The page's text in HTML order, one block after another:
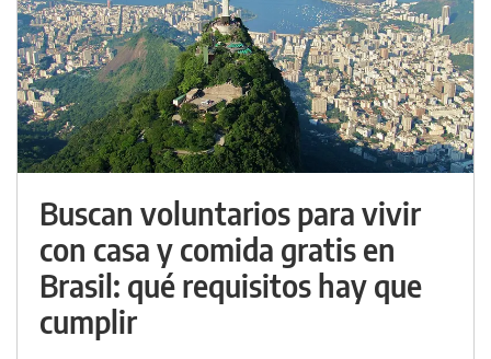
Buscan voluntarios para vivir
con casa y comida gratis en
Brasil: qué requisitos hay que
cumplir